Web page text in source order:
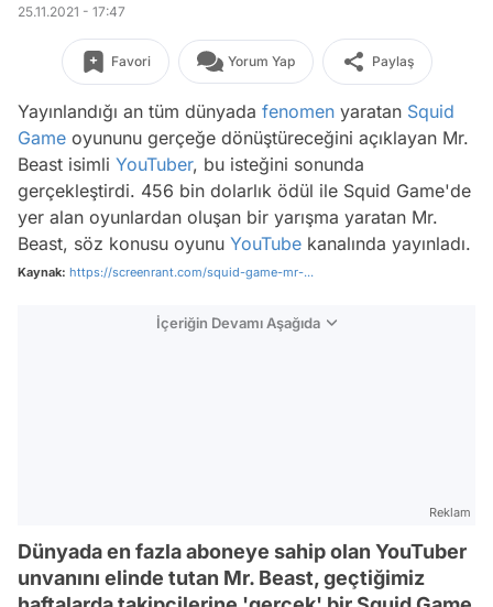
25.11.2021 - 17:47
Favori Yorum Yap Paylaş
Yayınlandığı an tüm dünyada fenomen yaratan Squid
Game oyununu gerçeğe dönüştüreceğini açıklayan Mr.
Beast isimli YouTuber, bu isteğini sonunda
gerçekleştirdi. 456 bin dolarlık ödül ile Squid Game'de
yer alan oyunlardan oluşan bir yarışma yaratan Mr.
Beast, söz konusu oyunu YouTube kanalında yayınladı.
Kaynak: https://screenrant.com/squid-game-mr-...
İçeriğin Devamı Aşağıda
Reklam
Dünyada en fazla aboneye sahip olan YouTuber
unvanını elinde tutan Mr. Beast, geçtiğimiz